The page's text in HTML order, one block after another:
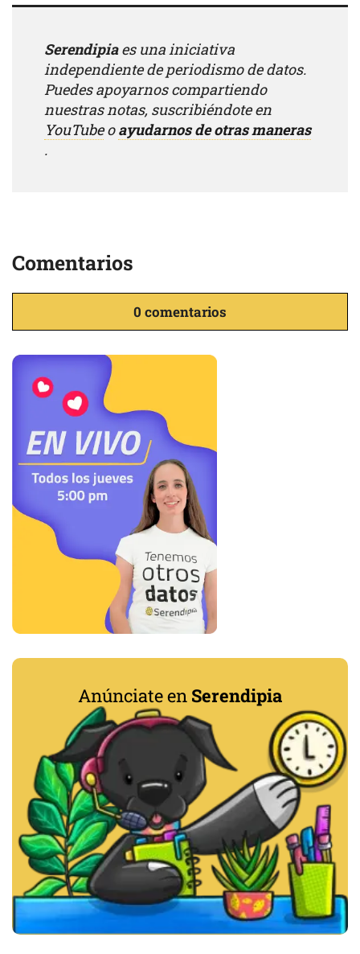
Serendipiaes una iniciativa
independiente de periodismo de datos.
Puedes apoyarnos compartiendo
nuestras notas, suscribiéndote en
YouTubeoayudarnos de otras maneras
.
Comentarios
0 comentarios
Anúnciate en Serendipia